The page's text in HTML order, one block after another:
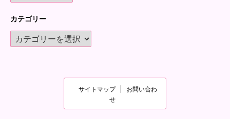
カテゴリー
サイトマップ
お問い合わ
せ